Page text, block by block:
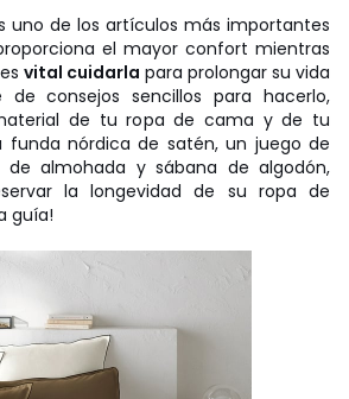
uno de los artículos más importantes
el mayor confort mientras
vital cuidarla para prolongar su vida
consejos sencillos para hacerlo,
de tu ropa de cama y de tu
funda nórdica de satén, un juego de
almohada y sábana de algodón,
la longevidad de su ropa de
guía!